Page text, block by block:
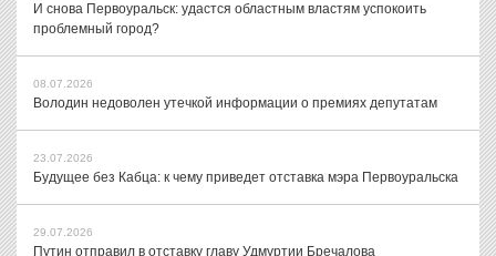
И снова Первоуральск: удастся областным властям успокоить
проблемный город?
08.07.2026
Володин недоволен утечкой информации о премиях депутатам
23.07.2026
Будущее без Кабца: к чему приведет отставка мэра Первоуральска
29.07.2026
Путин отправил в отставку главу Удмуртии Бречалова